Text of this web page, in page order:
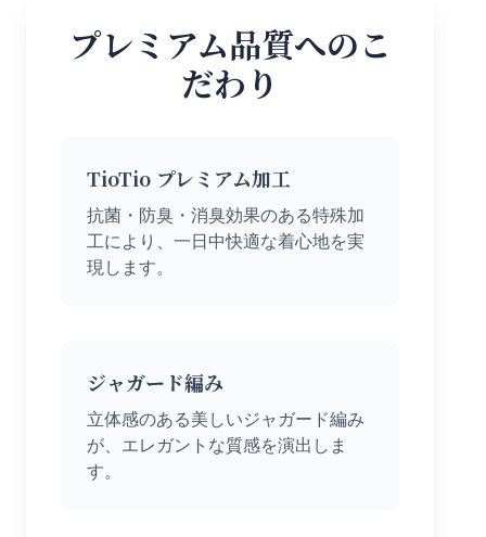
プレミアム品質へのこ
だわり
TioTio プレミアム加工
抗菌・防臭・消臭効果のある特殊加
工により、一日中快適な着心地を実
現します。
ジャガード編み
立体感のある美しいジャガード編み
が、エレガントな質感を演出しま
す。